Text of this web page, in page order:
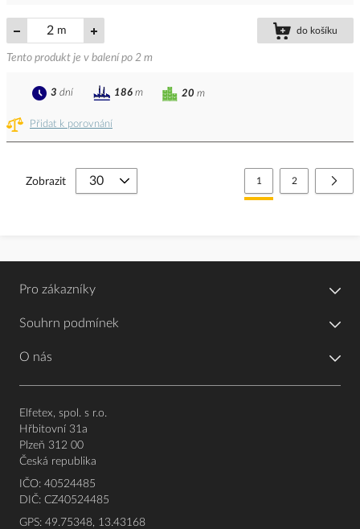
m do košíku
Tento produkt je v balení po 2 m
Přidat k porovnání
20 m
3 dní 186 m
Stránka
Právě si prohlížíte
1 Stránka
2
Zobrazit
Pro zákazníky
Souhrn podmínek
O nás
Elfetex, spol. s r.o.
Hřbitovní 31a
Plzeň 312 00
Česká republika
IČO: 40524485
DIČ: CZ40524485
GPS: 49.75348, 13.43168